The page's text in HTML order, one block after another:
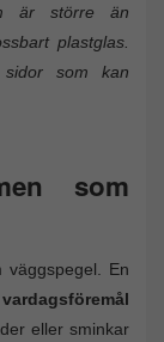
är större än
plastglas.
som kan
som
väggspegel. En
eller sminkar